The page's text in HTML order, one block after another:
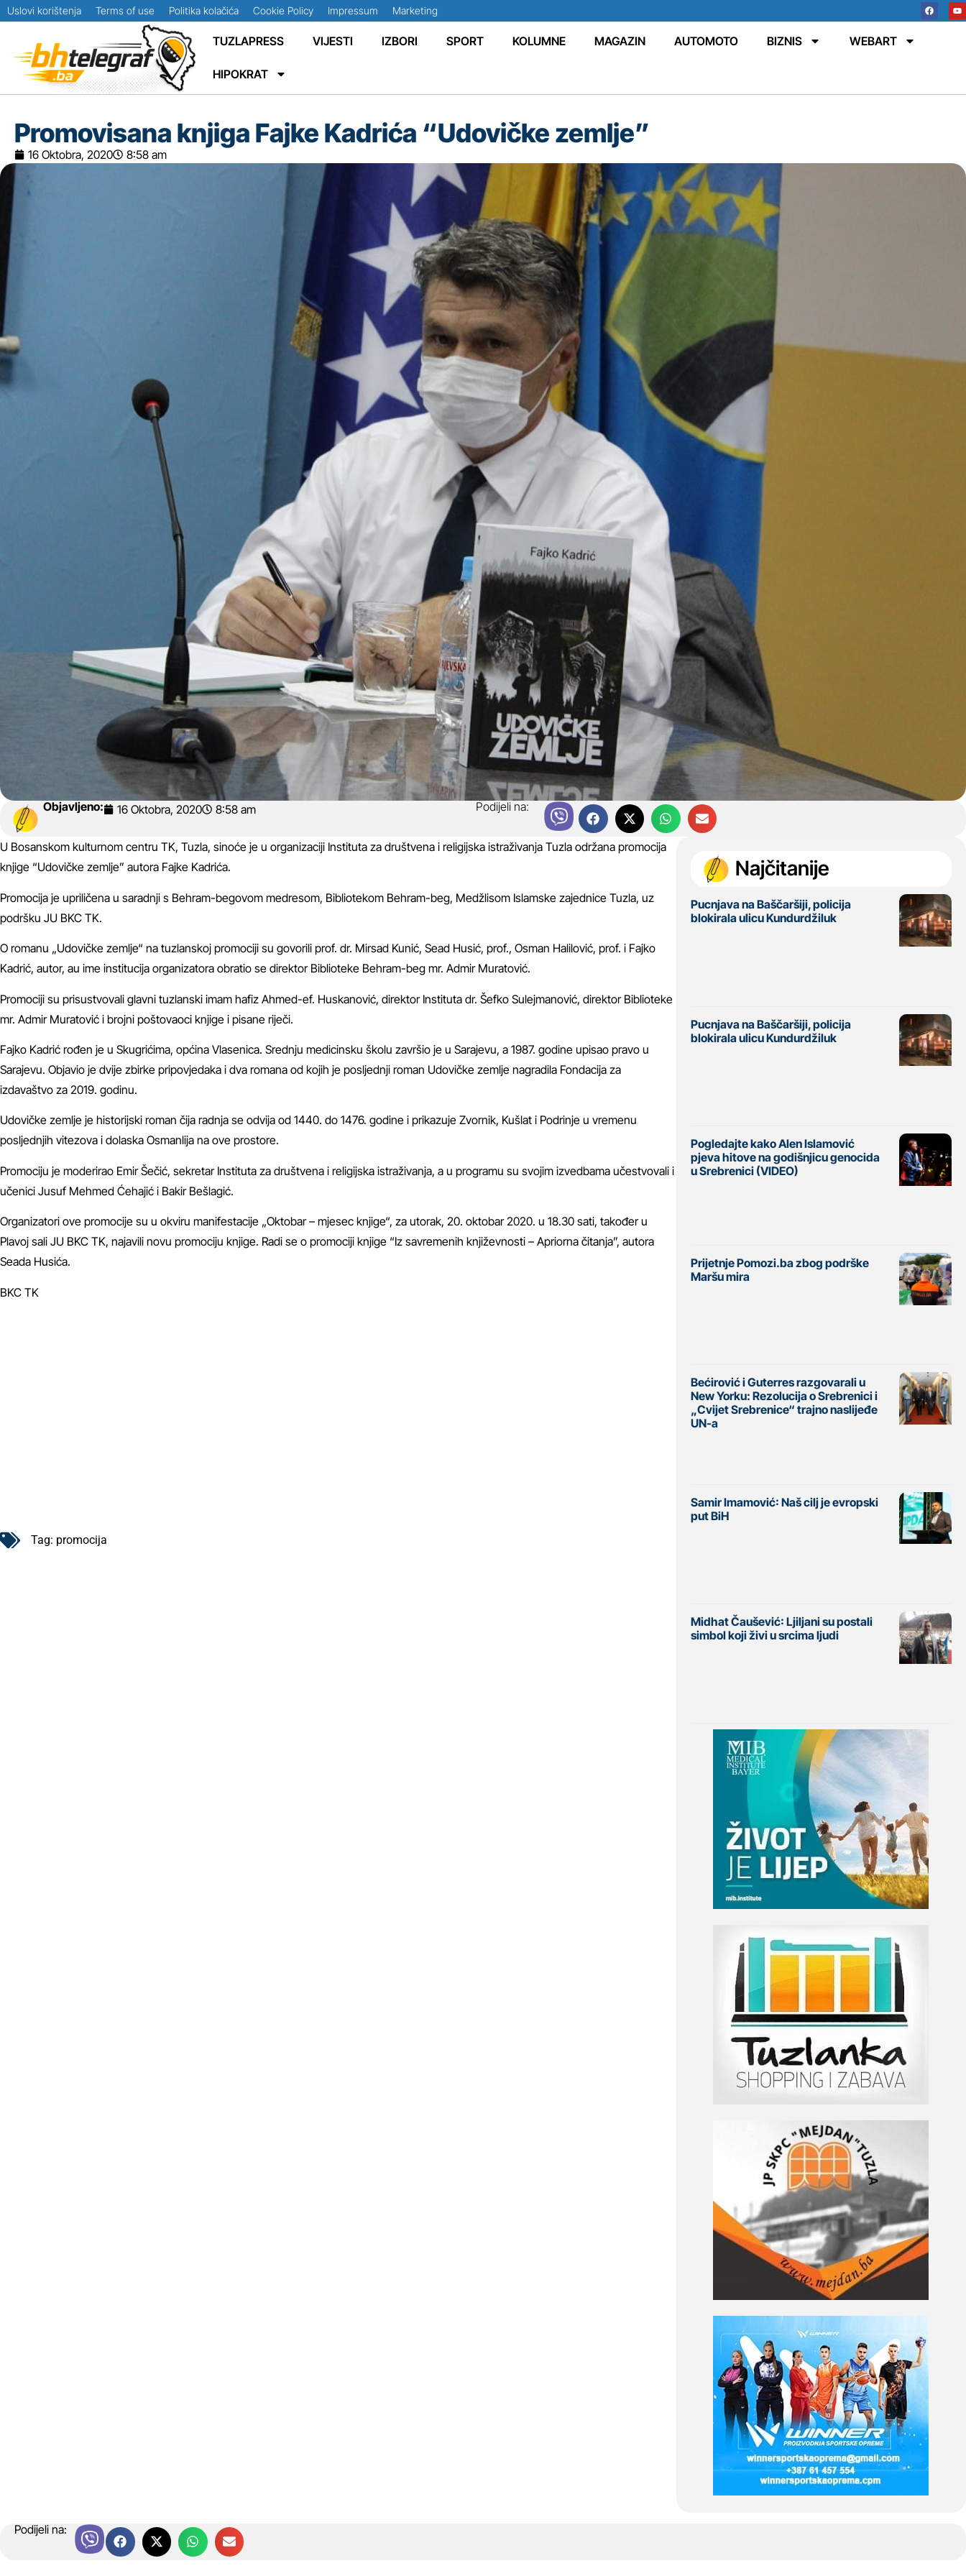
Uslovi korištenja Terms of use Politika kolačića Cookie Policy Impressum Marketing
TUZLAPRESS VIJESTI IZBORI SPORT KOLUMNE MAGAZIN AUTOMOTO BIZNIS WEBART
HIPOKRAT
Promovisana knjiga Fajke Kadrića “Udovičke zemlje”
16 Oktobra, 2020 8:58 am
Objavljeno: 16 Oktobra, 2020 8:58 am Podijeli na:
U Bosanskom kulturnom centru TK, Tuzla, sinoće je u organizaciji Instituta za društvena i religijska istraživanja Tuzla održana promocija
knjige “Udovičke zemlje” autora Fajke Kadrića.
Promocija je upriličena u saradnji s Behram-begovom medresom, Bibliotekom Behram-beg, Medžlisom Islamske zajednice Tuzla, uz
podršku JU BKC TK.
O romanu „Udovičke zemlje“ na tuzlanskoj promociji su govorili prof. dr. Mirsad Kunić, Sead Husić, prof., Osman Halilović, prof. i Fajko
Kadrić, autor, au ime institucija organizatora obratio se direktor Biblioteke Behram-beg mr. Admir Muratović.
Promociji su prisustvovali glavni tuzlanski imam hafiz Ahmed-ef. Huskanović, direktor Instituta dr. Šefko Sulejmanović, direktor Biblioteke
mr. Admir Muratović i brojni poštovaoci knjige i pisane riječi.
Fajko Kadrić rođen je u Skugrićima, općina Vlasenica. Srednju medicinsku školu završio je u Sarajevu, a 1987. godine upisao pravo u
Sarajevu. Objavio je dvije zbirke pripovjedaka i dva romana od kojih je posljednji roman Udovičke zemlje nagradila Fondacija za
izdavaštvo za 2019. godinu.
Udovičke zemlje je historijski roman čija radnja se odvija od 1440. do 1476. godine i prikazuje Zvornik, Kušlat i Podrinje u vremenu
posljednjih vitezova i dolaska Osmanlija na ove prostore.
Promociju je moderirao Emir Šečić, sekretar Instituta za društvena i religijska istraživanja, a u programu su svojim izvedbama učestvovali i
učenici Jusuf Mehmed Ćehajić i Bakir Bešlagić.
Organizatori ove promocije su u okviru manifestacije „Oktobar – mjesec knjige“, za utorak, 20. oktobar 2020. u 18.30 sati, također u
Plavoj sali JU BKC TK, najavili novu promociju knjige. Radi se o promociji knjige “Iz savremenih književnosti – Apriorna čitanja”, autora
Seada Husića.
BKC TK
Tag: promocija
Najčitanije
Pucnjava na Baščaršiji, policija
blokirala ulicu Kundurdžiluk
Pucnjava na Baščaršiji, policija
blokirala ulicu Kundurdžiluk
Pogledajte kako Alen Islamović
pjeva hitove na godišnjicu genocida
u Srebrenici (VIDEO)
Prijetnje Pomozi.ba zbog podrške
Maršu mira
Bećirović i Guterres razgovarali u
New Yorku: Rezolucija o Srebrenici i
„Cvijet Srebrenice“ trajno naslijeđe
UN-a
Samir Imamović: Naš cilj je evropski
put BiH
Midhat Čaušević: Ljiljani su postali
simbol koji živi u srcima ljudi
Podijeli na: